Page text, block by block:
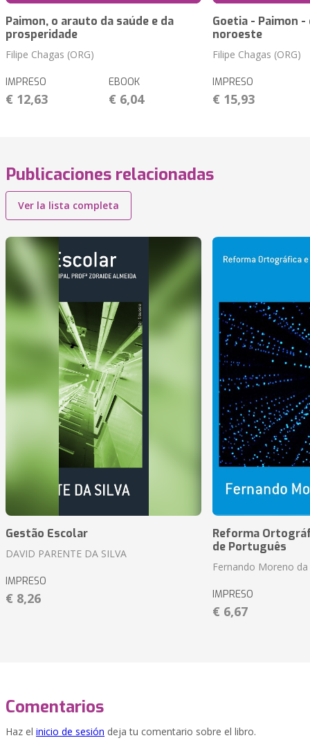
Paimon, o arauto da saúde e da
prosperidade
Filipe Chagas (ORG)
IMPRESO
€ 12,63
EBOOK
€ 6,04
Goetia - Paimon
noroeste
Filipe Chagas (ORG)
IMPRESO
€ 15,93
Publicaciones relacionadas
Ver la lista completa
Gestão Escolar
DAVID PARENTE DA SILVA
IMPRESO
€ 8,26
Reforma
de Português
Fernando Moreno da
IMPRESO
€ 6,67
Comentarios
Haz el inicio de sesión deja tu comentario sobre el libro.